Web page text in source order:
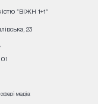
"ВІЖН 1+1"
23
сфері медіа: